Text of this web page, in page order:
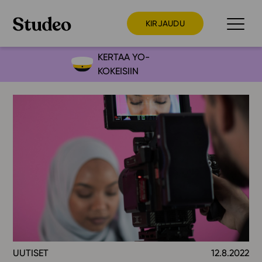
KIRJAUDU
Preppaaja
Kokeilutarjous
Yläkoulu
Lukio
KERTAA YO-
KOKEISIIN
UUTISET 12.8.2022